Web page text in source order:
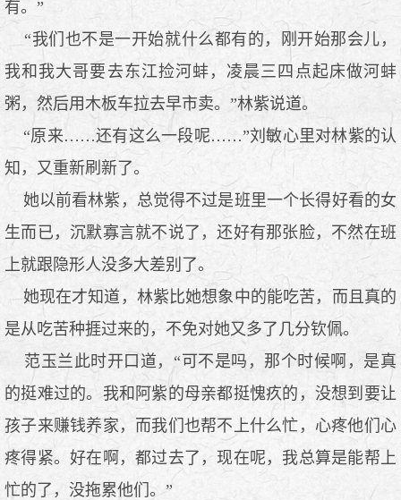
有。”
“我们也不是一开始就什么都有的，刚开始那会儿，
我和我大哥要去东江捡河蚌，凌晨三四点起床做河蚌
粥，然后用木板车拉去早市卖。”林紫说道。
“原来……还有这么一段呢……”刘敏心里对林紫的认
知，又重新刷新了。
她以前看林紫，总觉得不过是班里一个长得好看的女
生而已，沉默寡言就不说了，还好有那张脸，不然在班
上就跟隐形人没多大差别了。
她现在才知道，林紫比她想象中的能吃苦，而且真的
是从吃苦种捱过来的，不免对她又多了几分钦佩。
范玉兰此时开口道，“可不是吗，那个时候啊，是真
的挺难过的。我和阿紫的母亲都挺愧疚的，没想到要让
孩子来赚钱养家，而我们也帮不上什么忙，心疼他们心
疼得紧。好在啊，都过去了，现在呢，我总算是能帮上
忙的了，没拖累他们。”